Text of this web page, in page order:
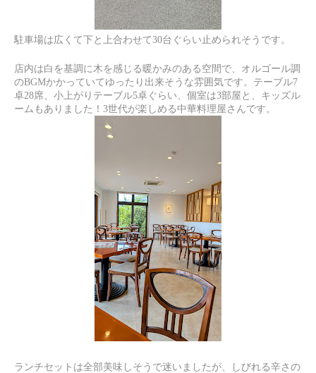
駐車場は広くて下と上合わせて30台ぐらい止められそうです。
店内は白を基調に木を感じる暖かみのある空間で、オルゴール調
のBGMかかっていてゆったり出来そうな雰囲気です。テーブル7
卓28席、小上がりテーブル5卓ぐらい、個室は3部屋と、キッズル
ームもありました！3世代が楽しめる中華料理屋さんです。
ランチセットは全部美味しそうで迷いましたが、しびれる辛さの